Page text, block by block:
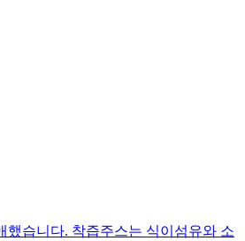
했습니다. 착즙주스는 식이섬유와 소